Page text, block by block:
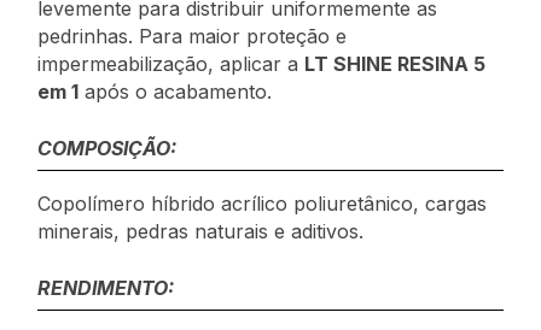
levemente para distribuir uniformemente as
pedrinhas. Para maior proteção e
impermeabilização, aplicar a LT SHINE RESINA 5
em 1 após o acabamento.
COMPOSIÇÃO:
Copolímero híbrido acrílico poliuretânico, cargas
minerais, pedras naturais e aditivos.
RENDIMENTO: